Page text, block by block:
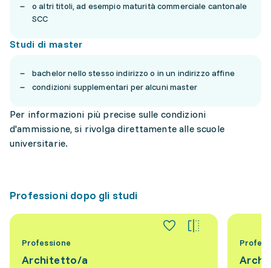
o altri titoli, ad esempio maturità commerciale cantonale
SCC
Studi di master
bachelor nello stesso indirizzo o in un indirizzo affine
condizioni supplementari per alcuni master
Per informazioni più precise sulle condizioni
d'ammissione, si rivolga direttamente alle scuole
universitarie.
Professioni dopo gli studi
Professione
Architetto/a